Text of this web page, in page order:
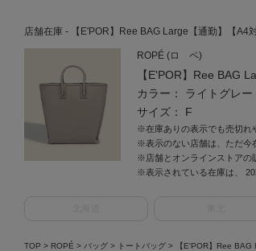
店舗在庫 - 【E'POR】Ree BAG Large【通勤】【A4
ROPÉ (ロ ペ)
【E'POR】Ree BAG
カラー： ライトグレー
サイズ： F
※在庫ありの表示でも売切れ
※表示のない店舗は、ただ今
※店舗とオンラインストアの
※表示されている在庫は、
TOP > ROPÉ > バッグ > トートバッグ > 【E'POR】Ree